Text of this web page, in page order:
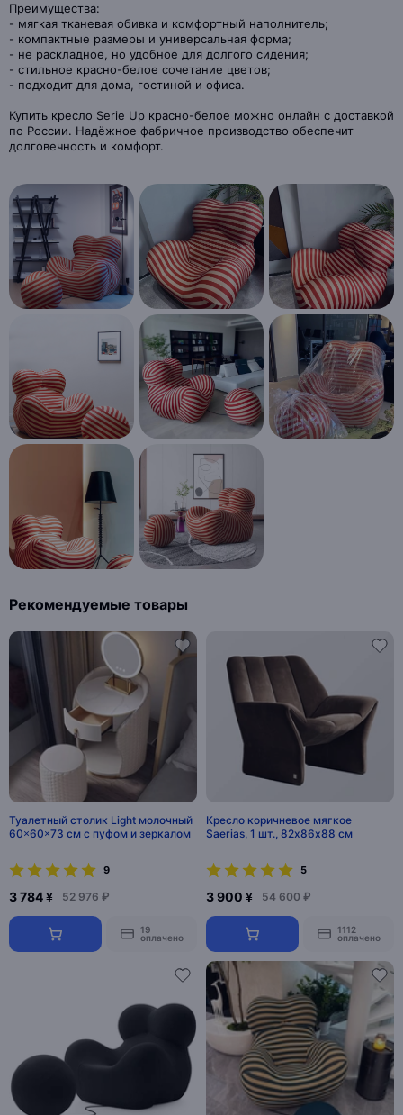
Преимущества:
- мягкая тканевая обивка и комфортный наполнитель;
- компактные размеры и универсальная форма;
- не раскладное, но удобное для долгого сидения;
- стильное красно-белое сочетание цветов;
- подходит для дома, гостиной и офиса.
Купить кресло Serie Up красно-белое можно онлайн с доставкой
по России. Надёжное фабричное производство обеспечит
долговечность и комфорт.
Рекомендуемые товары
Туалетный столик Light молочный
60×60×73 см с пуфом и зеркалом
9
3 784 ¥ 52 976 ₽
19
оплачено
Кресло коричневое мягкое
Saerias, 1 шт., 82х86х88 см
5
3 900 ¥ 54 600 ₽
1112
оплачено